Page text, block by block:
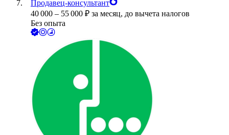
Продавец-консультант
40 000 – 55 000 ₽ за месяц, до вычета налогов
Без опыта